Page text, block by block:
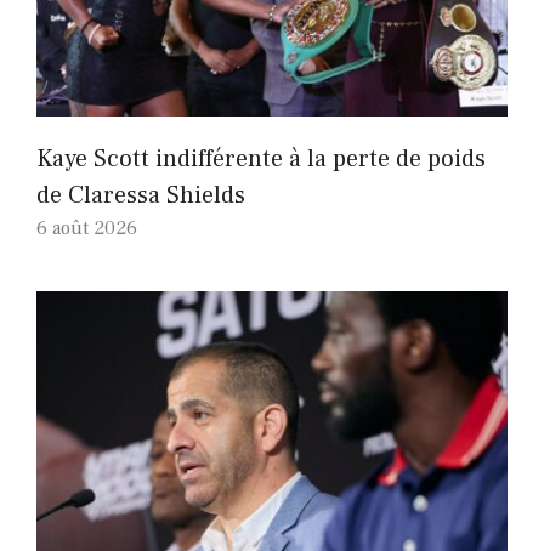
Kaye Scott indifférente à la perte de poids
de Claressa Shields
6 août 2026